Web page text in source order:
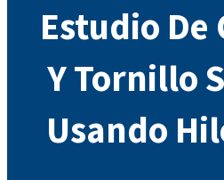
Estudio De
Y Tornillo
Usando